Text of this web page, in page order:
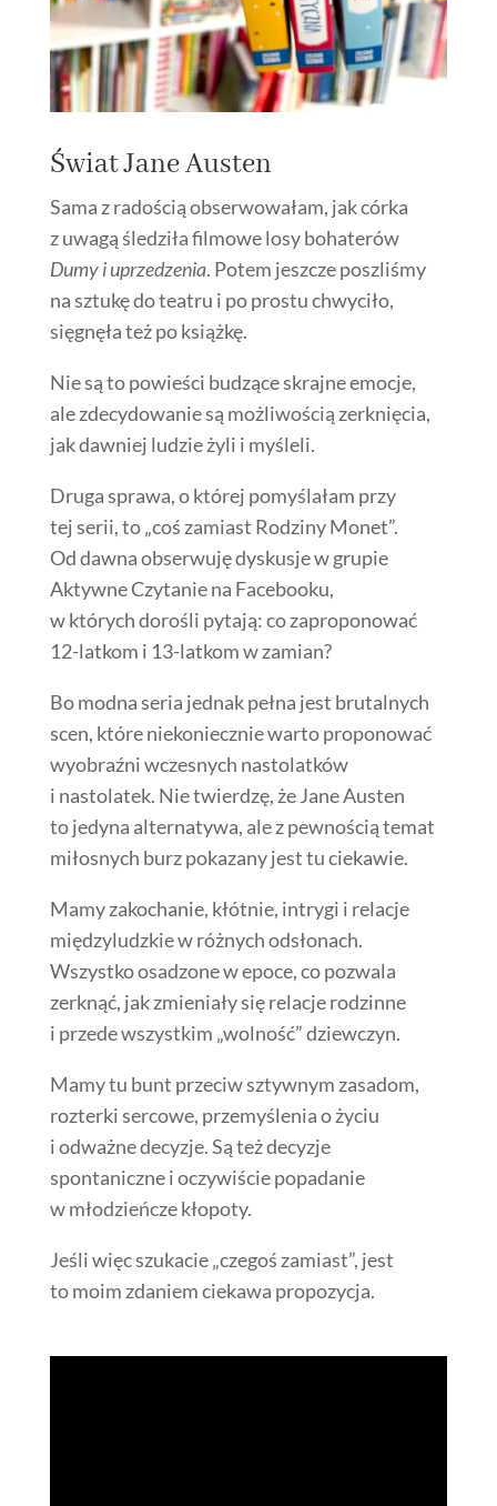
Świat Jane Austen
Sama z radością obserwowałam, jak córka
z uwagą śledziła filmowe losy bohaterów
Dumy i uprzedzenia. Potem jeszcze poszliśmy
na sztukę do teatru i po prostu chwyciło,
sięgnęła też po książkę.
Nie są to powieści budzące skrajne emocje,
ale zdecydowanie są możliwością zerknięcia,
jak dawniej ludzie żyli i myśleli.
Druga sprawa, o której pomyślałam przy
tej serii, to „coś zamiast Rodziny Monet”.
Od dawna obserwuję dyskusje w grupie
Aktywne Czytanie na Facebooku,
w których dorośli pytają: co zaproponować
12-latkom i 13-latkom w zamian?
Bo modna seria jednak pełna jest brutalnych
scen, które niekoniecznie warto proponować
wyobraźni wczesnych nastolatków
i nastolatek. Nie twierdzę, że Jane Austen
to jedyna alternatywa, ale z pewnością temat
miłosnych burz pokazany jest tu ciekawie.
Mamy zakochanie, kłótnie, intrygi i relacje
międzyludzkie w różnych odsłonach.
Wszystko osadzone w epoce, co pozwala
zerknąć, jak zmieniały się relacje rodzinne
i przede wszystkim „wolność” dziewczyn.
Mamy tu bunt przeciw sztywnym zasadom,
rozterki sercowe, przemyślenia o życiu
i odważne decyzje. Są też decyzje
spontaniczne i oczywiście popadanie
w młodzieńcze kłopoty.
Jeśli więc szukacie „czegoś zamiast”, jest
to moim zdaniem ciekawa propozycja.